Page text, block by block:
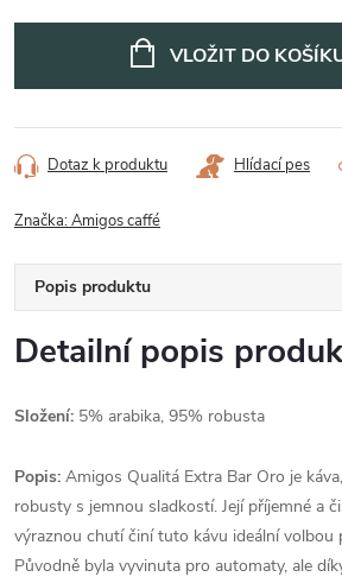
VLOŽIT DO
Dotaz k produktu Hlídací pes
Značka:Amigos caffé
Popis produktu
Detailní popis
Složení: 5% arabika, 95% robusta
Popis: Amigos Qualitá Extra Bar Oro je
robusty s jemnou sladkostí. Její příjemné a
výraznou chutí činí tuto kávu ideální volbou
Původně byla vyvinuta pro automaty, ale